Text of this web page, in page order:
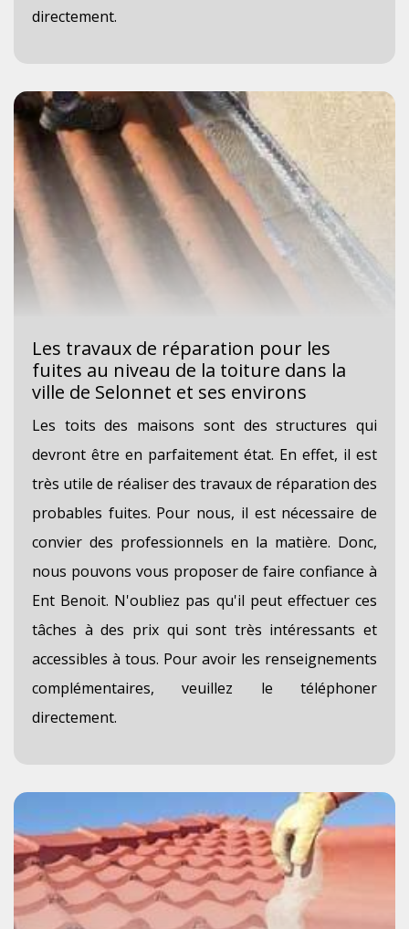
directement.
Les travaux de réparation pour les
fuites au niveau de la toiture dans la
ville de Selonnet et ses environs
Les toits des maisons sont des structures qui
devront être en parfaitement état. En effet, il est
très utile de réaliser des travaux de réparation des
probables fuites. Pour nous, il est nécessaire de
convier des professionnels en la matière. Donc,
nous pouvons vous proposer de faire confiance à
Ent Benoit. N'oubliez pas qu'il peut effectuer ces
tâches à des prix qui sont très intéressants et
accessibles à tous. Pour avoir les renseignements
complémentaires, veuillez le téléphoner
directement.